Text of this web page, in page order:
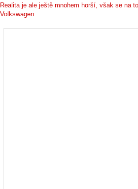
Realita je ale ještě mnohem horší, však se na
Volkswagen